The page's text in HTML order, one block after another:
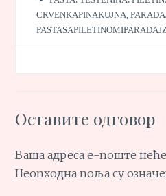
CRVENKAPINAKUJNA ,
Оставите одговор
Ваша адреса е-поште
Неопходна поља су